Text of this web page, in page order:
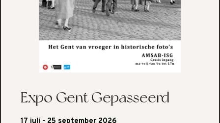
Expo Gent Gepasseerd